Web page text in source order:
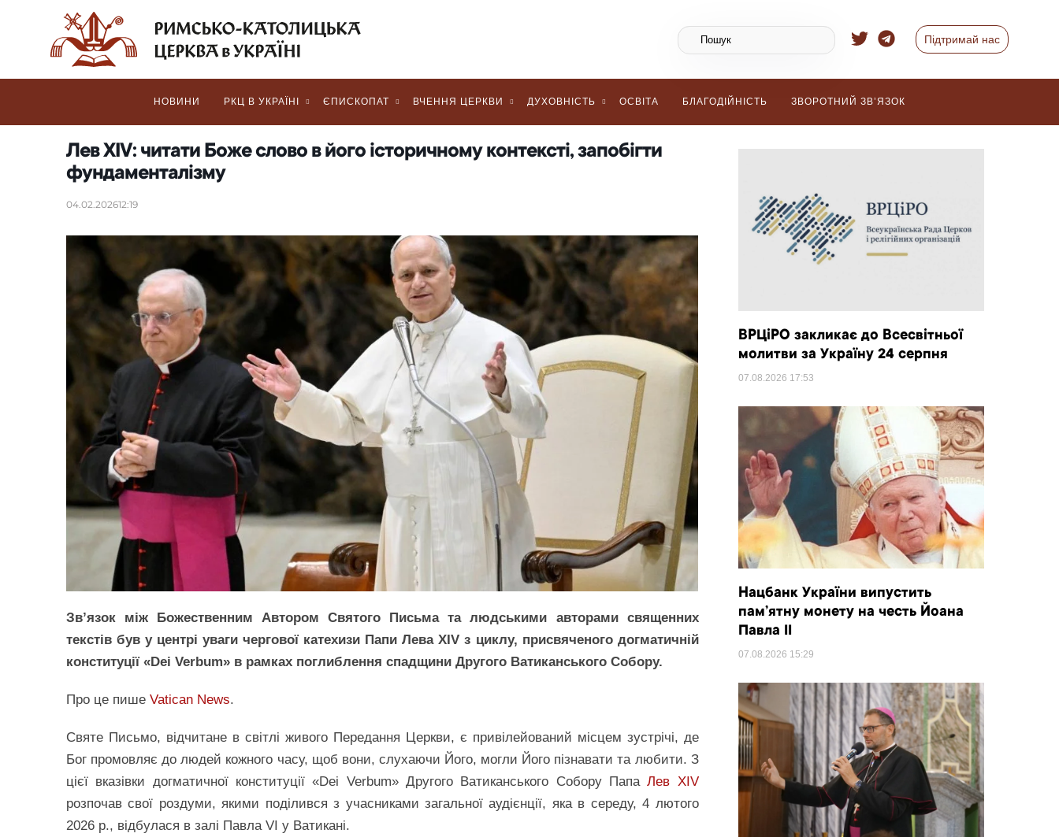
Підтримай нас
НОВИНИ РКЦ В УКРАЇНІ ЄПИСКОПАТ ВЧЕННЯ ЦЕРКВИ ДУХОВНІСТЬ ОСВІТА БЛАГОДІЙНІСТЬ ЗВОРОТНИЙ ЗВ’ЯЗОК
Лев XIV: читати Боже слово в його історичному контексті, запобігти
фундаменталізму
04.02.202612:19
Зв’язок між Божественним Автором Святого Письма та людськими авторами священних
текстів був у центрі уваги чергової катехизи Папи Лева XIV з циклу, присвяченого догматичній
конституції «Dei Verbum» в рамках поглиблення спадщини Другого Ватиканського Собору.
Про це пише Vatican News.
Святе Письмо, відчитане в світлі живого Передання Церкви, є привілейований місцем зустрічі, де
Бог промовляє до людей кожного часу, щоб вони, слухаючи Його, могли Його пізнавати та любити. З
цієї вказівки догматичної конституції «Dei Verbum» Другого Ватиканського Собору ПапаЛев XIV
розпочав свої роздуми, якими поділився з учасниками загальної аудієнції, яка в середу, 4 лютого
2026 р., відбулася в залі Павла VI у Ватикані.
ВРЦіРО закликає до Всесвітньої
молитви за Україну 24 серпня
07.08.2026 17:53
Нацбанк України випустить
пам’ятну монету на честь Йоана
Павла II
07.08.2026 15:29